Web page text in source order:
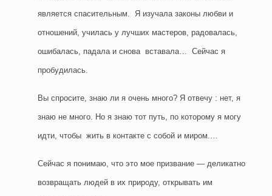
является спасительным. Я изучала законы любви и
отношений, училась у лучших мастеров, радовалась,
ошибалась, падала и снова вставала… Сейчас я
пробудилась.
Вы спросите, знаю ли я очень много? Я отвечу : нет, я
знаю не много. Но я знаю тот путь, по которому я могу
идти, чтобы жить в контакте с собой и миром.…
Сейчас я понимаю, что это мое призвание — деликатно
возвращать людей в их природу, открывать им